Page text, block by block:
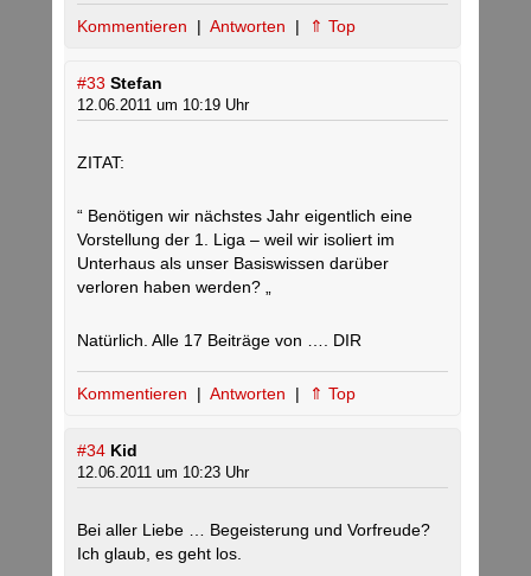
Kommentieren | Antworten | ⇑ Top
#33 Stefan
12.06.2011 um 10:19 Uhr
ZITAT:
“ Benötigen wir nächstes Jahr eigentlich eine
Vorstellung der 1. Liga – weil wir isoliert im
Unterhaus als unser Basiswissen darüber
verloren haben werden? „
Natürlich. Alle 17 Beiträge von …. DIR
Kommentieren | Antworten | ⇑ Top
#34 Kid
12.06.2011 um 10:23 Uhr
Bei aller Liebe … Begeisterung und Vorfreude?
Ich glaub, es geht los.